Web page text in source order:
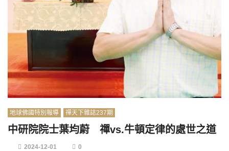
地球佛國特別報導 禪天下雜誌237期
中研院院士葉均蔚 禪vs.牛頓定律的處世之道
2024-12-01 0